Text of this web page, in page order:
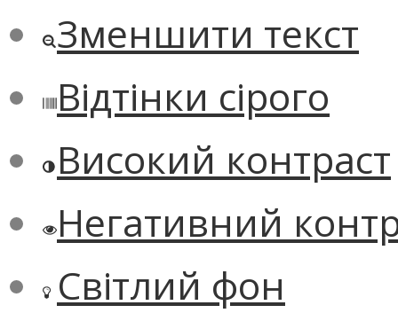
Зменшити текст
Відтінки сірого
Високий контраст
Негативний
Світлий фон